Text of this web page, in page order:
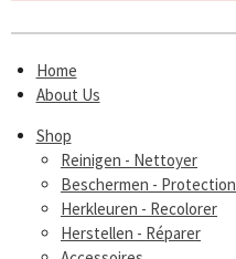
Home
About Us
Shop
Reinigen - Nettoyer
Beschermen - Protection
Herkleuren - Recolorer
Herstellen - Réparer